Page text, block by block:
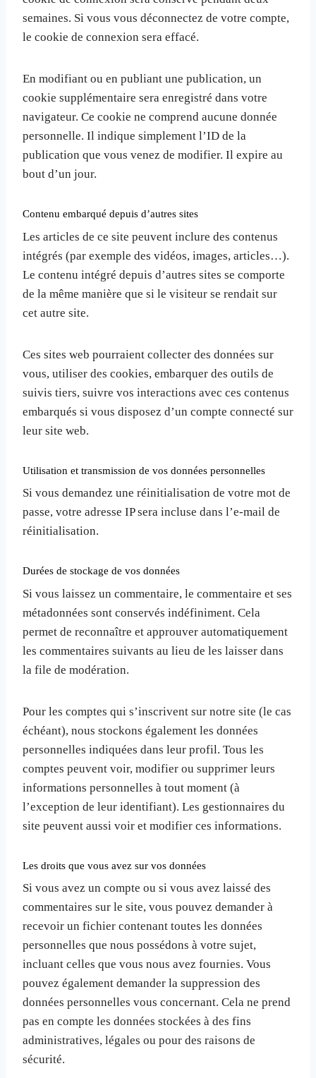
semaines. Si vous vous déconnectez de votre compte,
le cookie de connexion sera effacé.
En modifiant ou en publiant une publication, un
cookie supplémentaire sera enregistré dans votre
navigateur. Ce cookie ne comprend aucune donnée
personnelle. Il indique simplement l’ID de la
publication que vous venez de modifier. Il expire au
bout d’un jour.
Contenu embarqué depuis d’autres sites
Les articles de ce site peuvent inclure des contenus
intégrés (par exemple des vidéos, images, articles…).
Le contenu intégré depuis d’autres sites se comporte
de la même manière que si le visiteur se rendait sur
cet autre site.
Ces sites web pourraient collecter des données sur
vous, utiliser des cookies, embarquer des outils de
suivis tiers, suivre vos interactions avec ces contenus
embarqués si vous disposez d’un compte connecté sur
leur site web.
Utilisation et transmission de vos données personnelles
Si vous demandez une réinitialisation de votre mot de
passe, votre adresse IP sera incluse dans l’e-mail de
réinitialisation.
Durées de stockage de vos données
Si vous laissez un commentaire, le commentaire et ses
métadonnées sont conservés indéfiniment. Cela
permet de reconnaître et approuver automatiquement
les commentaires suivants au lieu de les laisser dans
la file de modération.
Pour les comptes qui s’inscrivent sur notre site (le cas
échéant), nous stockons également les données
personnelles indiquées dans leur profil. Tous les
comptes peuvent voir, modifier ou supprimer leurs
informations personnelles à tout moment (à
l’exception de leur identifiant). Les gestionnaires du
site peuvent aussi voir et modifier ces informations.
Les droits que vous avez sur vos données
Si vous avez un compte ou si vous avez laissé des
commentaires sur le site, vous pouvez demander à
recevoir un fichier contenant toutes les données
personnelles que nous possédons à votre sujet,
incluant celles que vous nous avez fournies. Vous
pouvez également demander la suppression des
données personnelles vous concernant. Cela ne prend
pas en compte les données stockées à des fins
administratives, légales ou pour des raisons de
sécurité.